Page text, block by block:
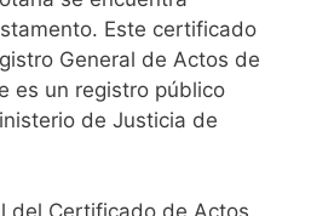
Este certificado
General de Actos de
es un registro público
de Justicia de